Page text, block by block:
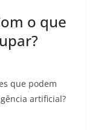
o que
que podem
artificial?